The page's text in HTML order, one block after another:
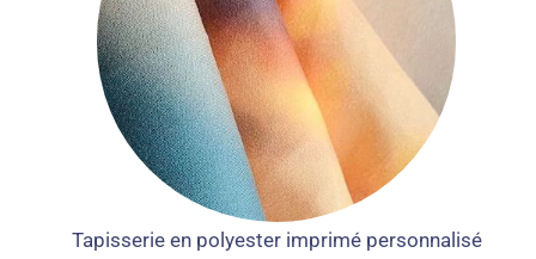
Tapisserie en polyester imprimé personnalisé